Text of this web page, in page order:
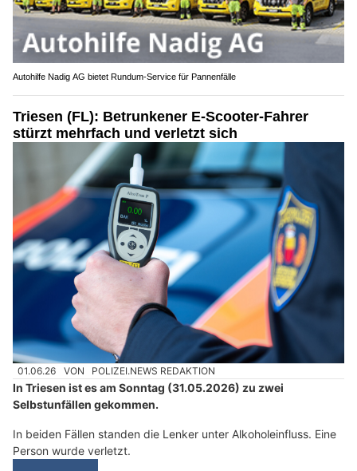
Autohilfe Nadig AG bietet Rundum‑Service für Pannenfälle
Triesen (FL): Betrunkener E-Scooter-Fahrer
stürzt mehrfach und verletzt sich
01.06.26 VON POLIZEI.NEWS REDAKTION
In Triesen ist es am Sonntag (31.05.2026) zu zwei
Selbstunfällen gekommen.
In beiden Fällen standen die Lenker unter Alkoholeinfluss. Eine
Person wurde verletzt.